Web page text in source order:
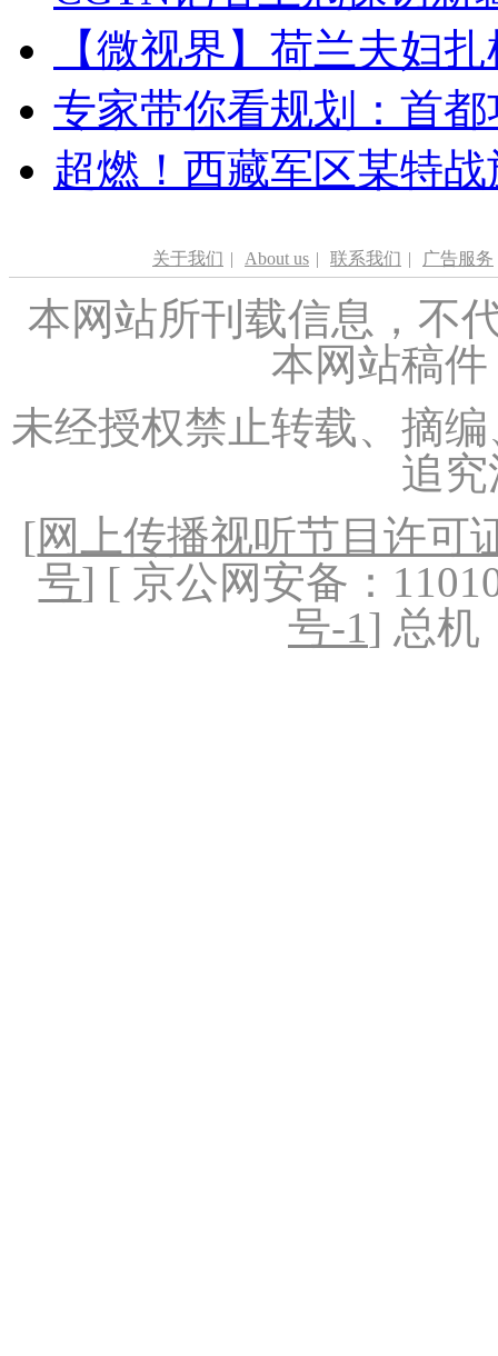
【微视界】荷兰夫妇
专家带你看规划：首
超燃！西藏军区某特
关于我们 | About us | 联系我们 | 广告服务
本网站所刊载信息，不
本网站稿
未经授权禁止转载、摘
追
[网上传播视听节目许可
号] [ 京公网安备：
号-1] 总机